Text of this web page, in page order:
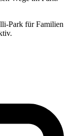
Park für Familien